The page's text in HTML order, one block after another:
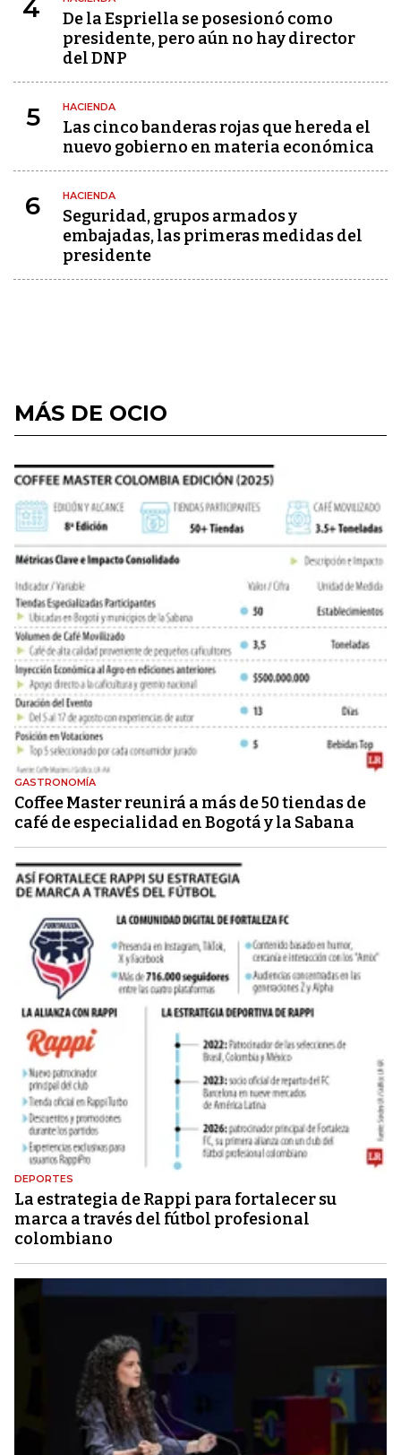
4
De la Espriella se posesionó como
presidente, pero aún no hay director
del DNP
5 HACIENDA
Las cinco banderas rojas que hereda el
nuevo gobierno en materia económica
6 HACIENDA
Seguridad, grupos armados y
embajadas, las primeras medidas del
presidente
MÁS DE OCIO
GASTRONOMÍA
Coffee Master reunirá a más de 50 tiendas de
café de especialidad en Bogotá y la Sabana
DEPORTES
La estrategia de Rappi para fortalecer su
marca a través del fútbol profesional
colombiano